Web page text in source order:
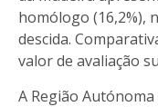
homólogo (16,2%),
descida.
valor de avaliação
A Região